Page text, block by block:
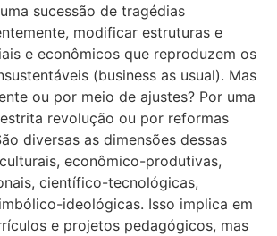
sucessão de tragédias
modificar estruturas e
e econômicos que reproduzem os
(business as usual). Mas
ou por meio de ajustes? Por uma
revolução ou por reformas
diversas as dimensões dessas
econômico-produtivas,
científico-tecnológicas,
ideológicas. Isso implica em
e projetos pedagógicos, mas